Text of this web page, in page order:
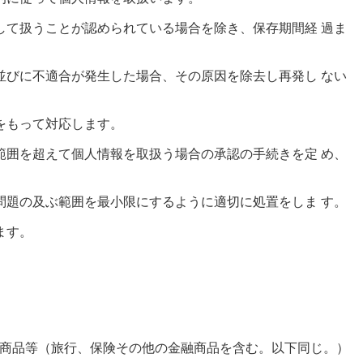
扱うことが認められている場合を除き、保存期間経 過ま
に不適合が発生した場合、その原因を除去し再発し ない
って対応します。
を超えて個人情報を取扱う場合の承認の手続きを定 め、
の及ぶ範囲を最小限にするように適切に処置をしま す。
。
等（旅行、保険その他の金融商品を含む。以下同じ。）